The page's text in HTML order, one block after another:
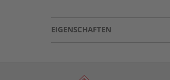
EIGENSCHAFTEN